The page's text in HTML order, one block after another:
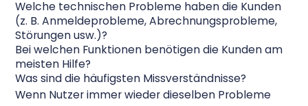
Welche technischen Probleme haben die Kunden
(z. B. Anmeldeprobleme, Abrechnungsprobleme,
Störungen usw.)?
Bei welchen Funktionen benötigen die Kunden am
meisten Hilfe?
Was sind die häufigsten Missverständnisse?
Wenn Nutzer immer wieder dieselben Probleme